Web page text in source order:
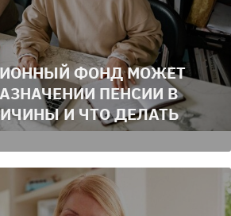
ФОНД МОЖЕТ
ПЕНСИИ В
И ЧТО ДЕЛАТЬ